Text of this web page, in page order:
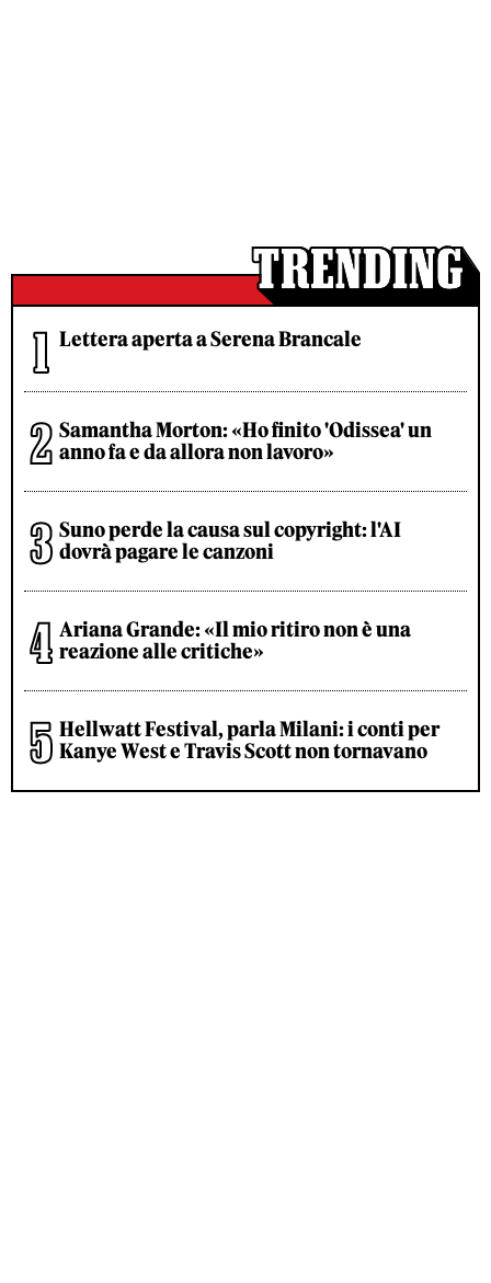
Lettera aperta a Serena Brancale
Samantha Morton: «Ho finito 'Odissea' un
anno fa e da allora non lavoro»
Suno perde la causa sul copyright: l'AI
dovrà pagare le canzoni
Ariana Grande: «Il mio ritiro non è una
reazione alle critiche»
Hellwatt Festival, parla Milani: i conti per
Kanye West e Travis Scott non tornavano